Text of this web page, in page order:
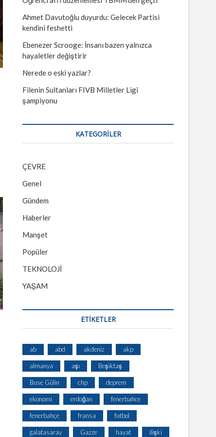
Ahmet Davutoğlu duyurdu: Gelecek Partisi
kendini feshetti
Ebenezer Scrooge: İnsanı bazen yalnızca
hayaletler değiştirir
Nerede o eski yazlar?
Filenin Sultanları FIVB Milletler Ligi
şampiyonu
KATEGORILER
ÇEVRE
Genel
Gündem
Haberler
Manşet
Popüler
TEKNOLOJİ
YAŞAM
ETİKETLER
ab abd akdeniz akp
almanya aşı Beşiktaş
Buse Gülin chp deprem
ekonomi erdoğan fenerbahce
fenerbahçe fransa futbol
galatasaray Gazze hayat ilişki